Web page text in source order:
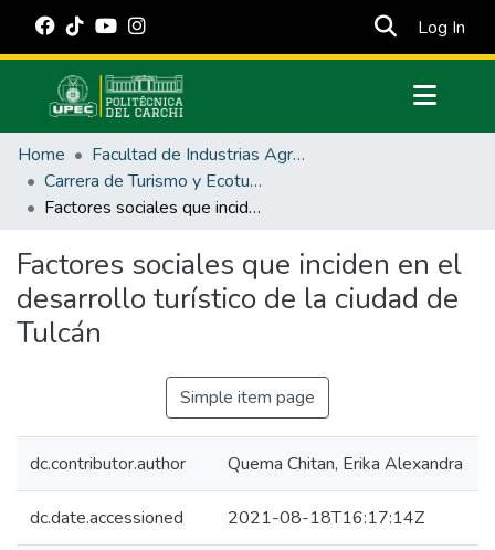
Log In
Communities & Collections
All of DSpace
Statistics
Estadísticas Externas
Manuales
Home
Facultad de Industrias Agropecuarias y Ciencias Ambientales
Carrera de Turismo y Ecoturimo
Factores sociales que inciden en el desarrollo turístico de la ciudad de Tulcán
Factores sociales que inciden en el
desarrollo turístico de la ciudad de
Tulcán
Simple item page
dc.contributor.author Quema Chitan, Erika Alexandra
dc.date.accessioned 2021-08-18T16:17:14Z